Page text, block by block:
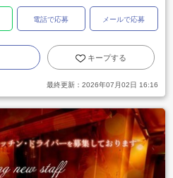
電話で応募 メールで応募
キープする
最終更新： 2026年07月02日 16:16